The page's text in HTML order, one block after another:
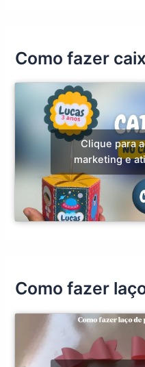
Como fazer
Clique para
marketing e
Como fazer